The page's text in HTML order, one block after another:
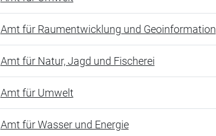
Amt für Raumentwicklung und Geoinformation
Amt für Natur, Jagd und Fischerei
Amt für Umwelt
Amt für Wasser und Energie